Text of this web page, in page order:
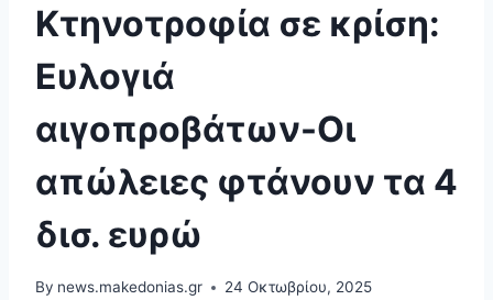
Κτηνοτροφία σε κρίση:
Ευλογιά
αιγοπροβάτων-Οι
απώλειες φτάνουν τα 4
δισ. ευρώ
By news.makedonias.gr 24 Οκτωβρίου, 2025